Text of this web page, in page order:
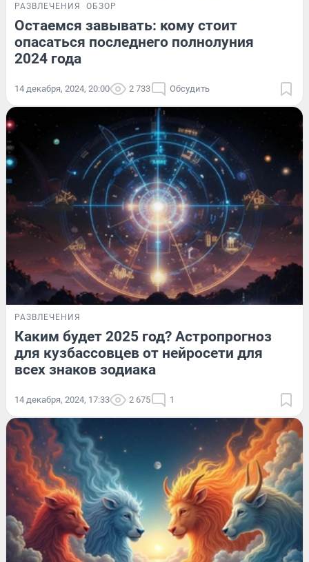
РАЗВЛЕЧЕНИЯ ОБЗОР
Остаемся завывать: кому стоит
опасаться последнего полнолуния
2024 года
14 декабря, 2024, 20:00 2 733 Обсудить
РАЗВЛЕЧЕНИЯ
Каким будет 2025 год? Астропрогноз
для кузбассовцев от нейросети для
всех знаков зодиака
14 декабря, 2024, 17:33 2 675 1